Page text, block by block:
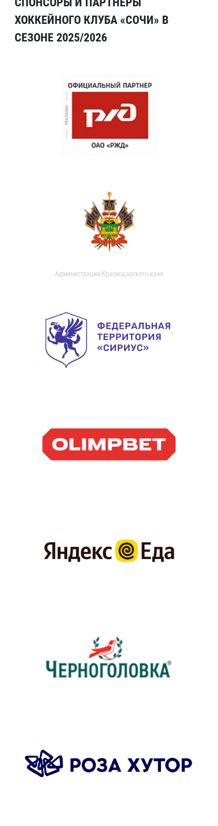
ХОККЕЙНОГО КЛУБА «СОЧИ» В
СЕЗОНЕ 2025/2026
Администрация Краснодарского края